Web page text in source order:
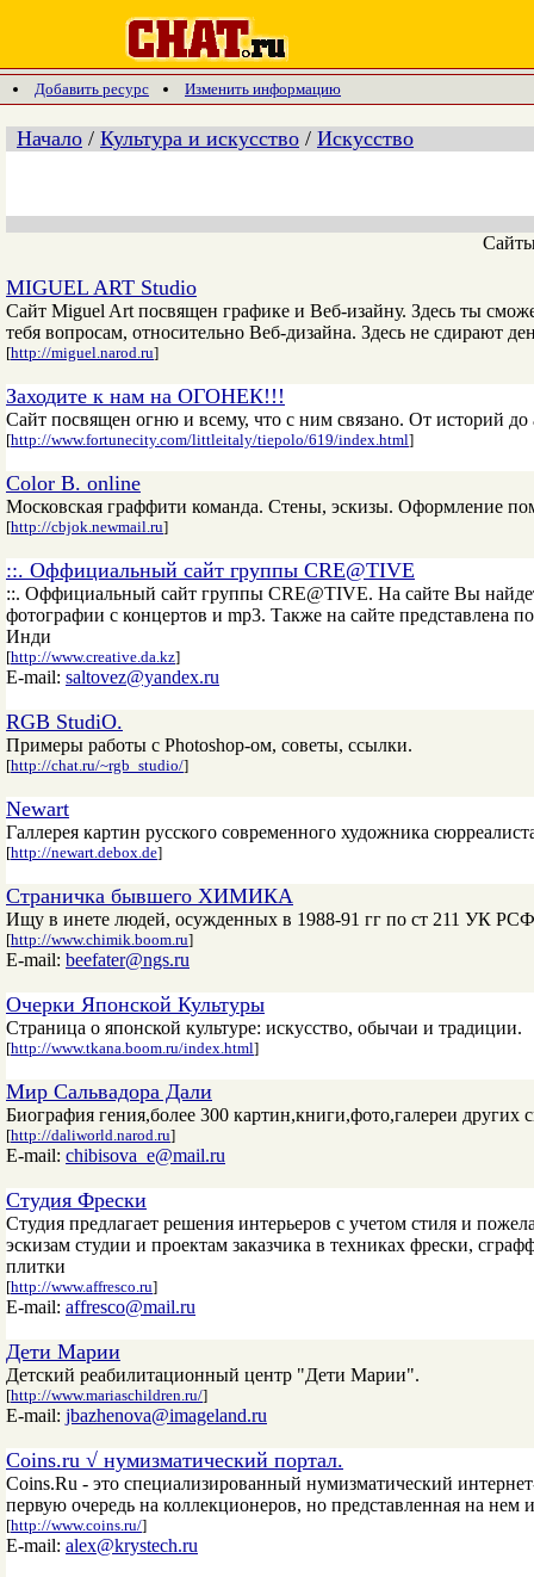
Добавить ресурс Изменить информацию
Начало / Культура и искусство / Искусство
MIGUEL ART Studio
Сайт Miguel Art посвящен графике и Веб-изайну. Здесь ты
тебя вопросам, относительно Веб-дизайна. Здесь не сдирают
[http://miguel.narod.ru]
Заходите к нам на ОГОНЕК!!!
Сайт посвящен огню и всему, что с ним связано. От историй
[http://www.fortunecity.com/littleitaly/tiepolo/619/index.html]
Color B. online
Московская граффити команда. Стены, эскизы. Оформление
[http://cbjok.newmail.ru]
::. Оффициальный сайт группы CRE@TIVE
::. Оффициальный сайт группы CRE@TIVE. На сайте Вы
фотографии с концертов и mp3. Также на сайте представлена
Инди
[http://www.creative.da.kz]
E-mail: saltovez@yandex.ru
RGB StudiO.
Примеры работы с Photoshop-ом, советы, ссылки.
[http://chat.ru/~rgb_studio/]
Newart
Галлерея картин русского современного художника
[http://newart.debox.de]
Страничка бывшего ХИМИКА
Ищу в инете людей, осужденных в 1988-91 гг по ст 211 УК
[http://www.chimik.boom.ru]
E-mail: beefater@ngs.ru
Очерки Японской Культуры
Страница о японской культуре: искусство, обычаи и традиции.
[http://www.tkana.boom.ru/index.html]
Мир Сальвадора Дали
Биография гения,более 300 картин,книги,фото,галереи других
[http://daliworld.narod.ru]
E-mail: chibisova_e@mail.ru
Студия Фрески
Студия предлагает решения интерьеров с учетом стиля и
эскизам студии и проектам заказчика в техниках фрески,
плитки
[http://www.affresco.ru]
E-mail: affresco@mail.ru
Дети Марии
Детский реабилитационный центр "Дети Марии".
[http://www.mariaschildren.ru/]
E-mail: jbazhenova@imageland.ru
Coins.ru √ нумизматический портал.
Coins.Ru - это специализированный нумизматический
первую очередь на коллекционеров, но представленная на
[http://www.coins.ru/]
E-mail: alex@krystech.ru